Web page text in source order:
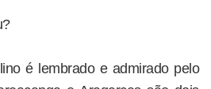
é lembrado e admirado pelo